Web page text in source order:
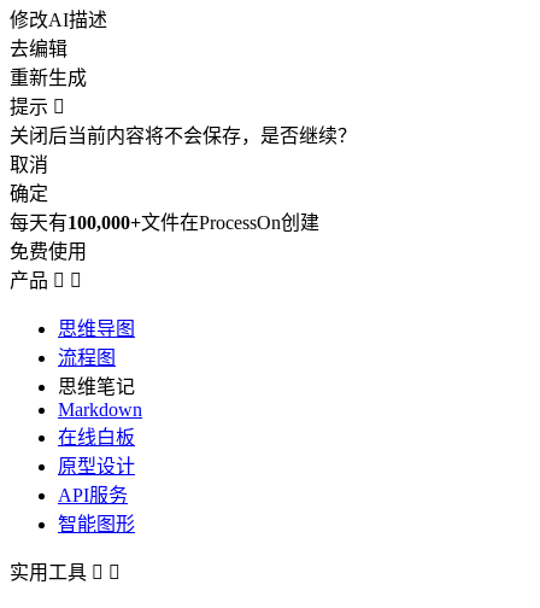
修改AI描述
去编辑
重新生成
提示 
关闭后当前内容将不会保存，是否继续？
取消
确定
每天有100,000+文件在ProcessOn创建
免费使用
产品  
思维导图
流程图
思维笔记
Markdown
在线白板
原型设计
API服务
智能图形
实用工具  